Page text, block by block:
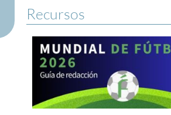
Recursos